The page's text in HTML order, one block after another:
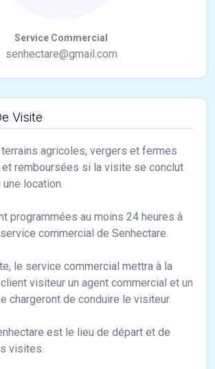
Visite
agricoles, vergers et fermes
et remboursées si la visite se conclut
une location.
programmées au moins 24 heures à
commercial de Senhectare.
le service commercial mettra à la
visiteur un agent commercial et un
chargeront de conduire le visiteur.
est le lieu de départ et de
visites.